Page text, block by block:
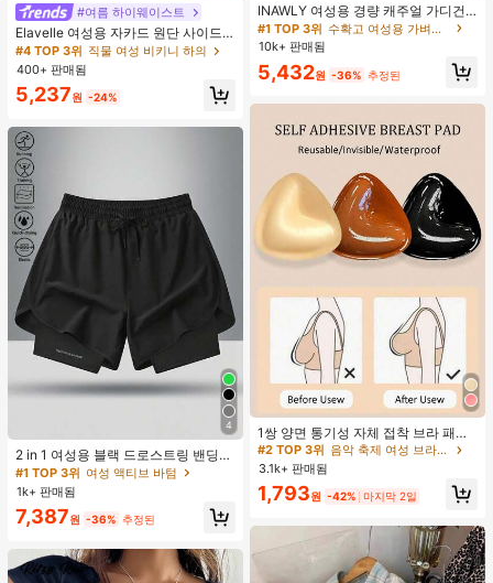
#여름 하이웨이스트
Elavelle 여성용 자카드 원단 사이드
타이 비키니 하의, 봄/여름
#4 TOP 3위 직물 여성 비키니 하의
400+ 판매됨
5,237원 -24%
4
2 in 1 여성용 블랙 드로스트링 밴딩
허리 곡선 밑단 캐주얼 러닝 트레이닝
운동 반바지
높은 재방문 고객
#1 TOP 3위 여성 액티브 바텀
높은 재방문 고객
#1 TOP 3위 여성 액티브 바텀
높은 재방문 고객
#1 TOP 3위
여성 액티브 바텀
1k+ 판매됨
7,387원 -36% 추정된
INAWLY 여성용 경량 캐주얼 가디건,
여름
#1 TOP 3위
수확고 여성용 가벼운 카디건
10k+ 판매됨
5,432원 -36% 추정된
1쌍 양면 통기성 자체 접착 브라 패드,
두꺼워진 삼각형 푸쉬업 디자인, 재사
용 가능, 보이지 않는 비키니 브라 삽
입물, 수영에 적합
#2 TOP 3위
음악 축제 여성 브라 액세서리
거의 매진!
#2 TOP 3위
음악 축제 여성 브라 액세서리
거의 매진!
#2 TOP 3위
음악 축제 여성 브라 액세서리
거의 매진!
#2 TOP 3위
3.1k+ 판매됨
1,793원 -42% 마지막 2일